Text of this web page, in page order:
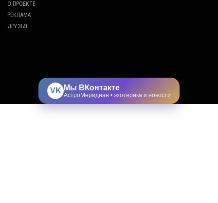
О ПРОЕКТЕ
РЕКЛАМА
ДРУЗЬЯ
VK Мы ВКонтакте
АстроМеридиан • эзотерика и новости